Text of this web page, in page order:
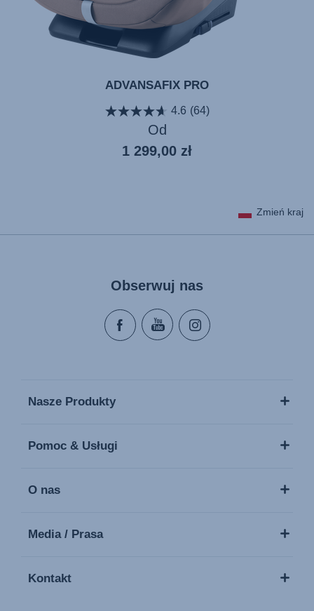
ADVANSAFIX PRO
4.6 (64)
Od
Aktualna
1 299,00 zł
Zmień kraj
Obserwuj nas
Nasze Produkty
Pomoc & Usługi
O nas
Media / Prasa
Kontakt